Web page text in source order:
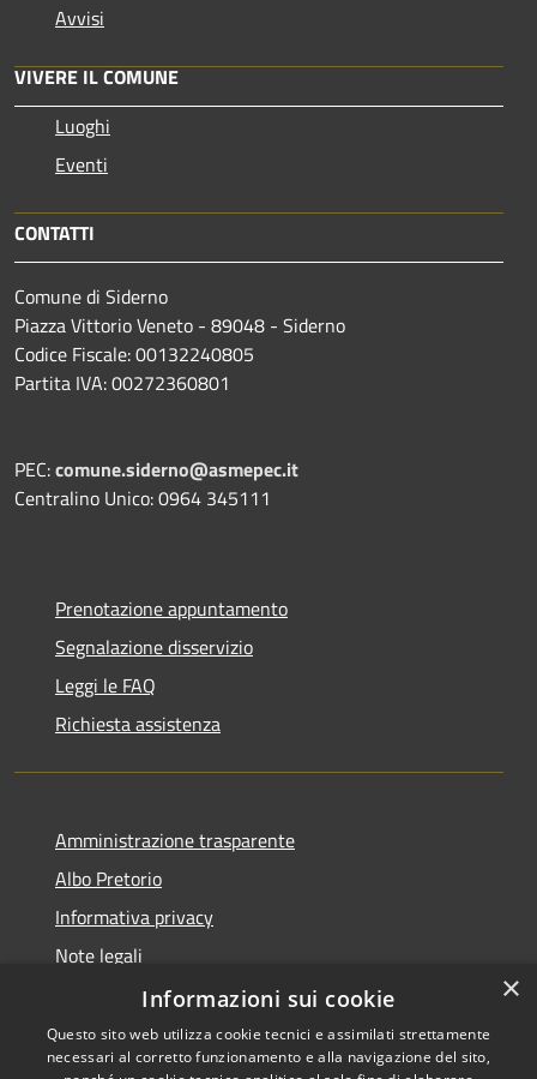
Avvisi
VIVERE IL COMUNE
Luoghi
Eventi
CONTATTI
Comune di Siderno
Piazza Vittorio Veneto - 89048 - Siderno
Codice Fiscale: 00132240805
Partita IVA: 00272360801
PEC:comune.siderno@asmepec.it
Centralino Unico: 0964 345111
Prenotazione appuntamento
Segnalazione disservizio
Leggi le FAQ
Richiesta assistenza
Amministrazione trasparente
Albo Pretorio
Informativa privacy
Note legali
Dichiarazione di accessibilità
×
Informazioni sui cookie
Questo sito web utilizza cookie tecnici e assimilati strettamente
necessari al corretto funzionamento e alla navigazione del sito,